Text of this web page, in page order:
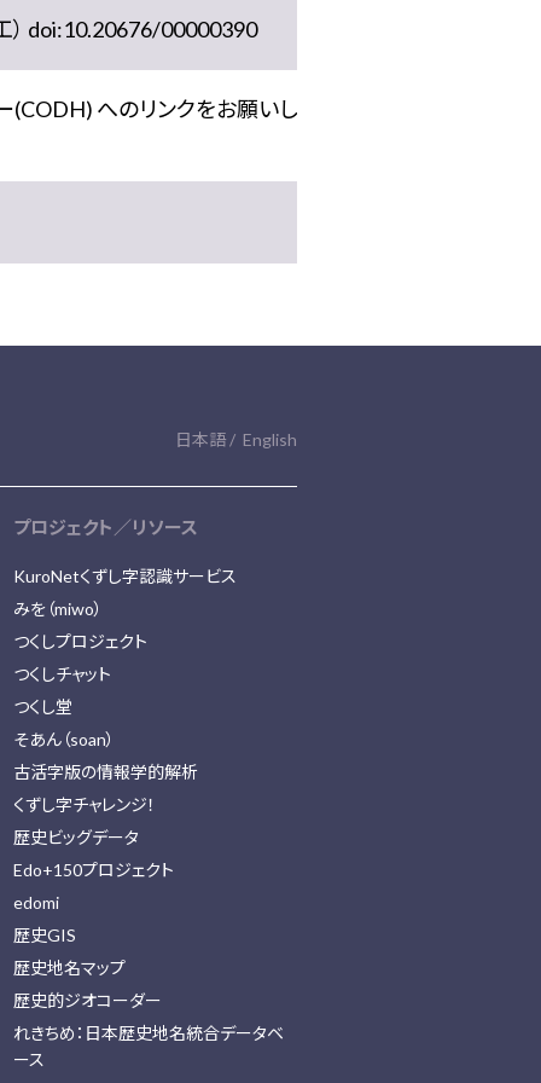
） doi:10.20676/00000390
(CODH) へのリンクをお願いし
日本語 English
プロジェクト／リソース
KuroNetくずし字認識サービス
みを（miwo）
つくしプロジェクト
つくしチャット
つくし堂
そあん（soan）
古活字版の情報学的解析
くずし字チャレンジ！
歴史ビッグデータ
Edo+150プロジェクト
edomi
歴史GIS
歴史地名マップ
歴史的ジオコーダー
れきちめ：日本歴史地名統合データベ
ース